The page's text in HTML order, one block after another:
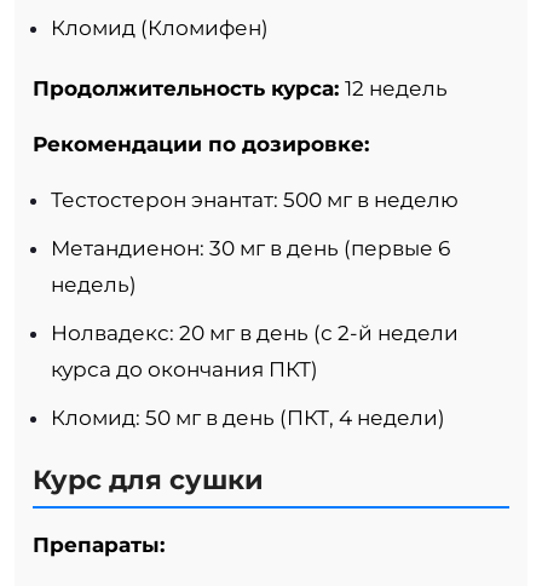
Кломид (Кломифен)
Продолжительность курса: 12 недель
Рекомендации по дозировке:
Тестостерон энантат: 500 мг в неделю
Метандиенон: 30 мг в день (первые 6
недель)
Нолвадекс: 20 мг в день (с 2-й недели
курса до окончания ПКТ)
Кломид: 50 мг в день (ПКТ, 4 недели)
Курс для сушки
Препараты: